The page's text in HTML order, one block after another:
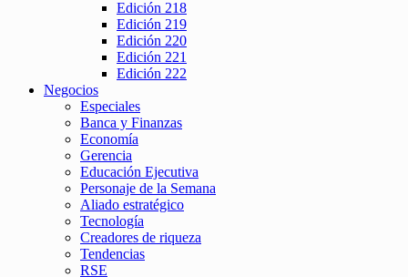
Edición 218
Edición 219
Edición 220
Edición 221
Edición 222
Negocios
Especiales
Banca y Finanzas
Economía
Gerencia
Educación Ejecutiva
Personaje de la Semana
Aliado estratégico
Tecnología
Creadores de riqueza
Tendencias
RSE